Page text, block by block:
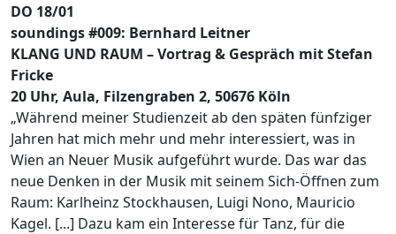
DO 18/01
soundings #009: Bernhard Leitner
KLANG UND RAUM – Vortrag & Gespräch mit Stefan
Fricke
20 Uhr, Aula, Filzengraben 2, 50676 Köln
„Während meiner Studienzeit ab den späten fünfziger
Jahren hat mich mehr und mehr interessiert, was in
Wien an Neuer Musik aufgeführt wurde. Das war das
neue Denken in der Musik mit seinem Sich-Öffnen zum
Raum: Karlheinz Stockhausen, Luigi Nono, Mauricio
Kagel. [...] Dazu kam ein Interesse für Tanz, für die